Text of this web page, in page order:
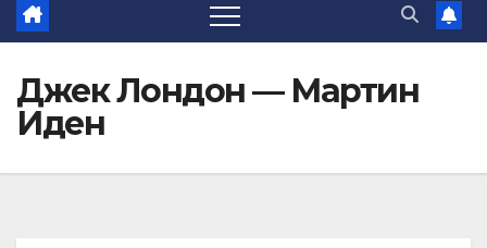
Джек Лондон — Мартин
Иден